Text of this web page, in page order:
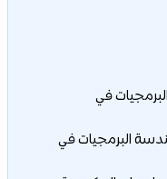
في
البرمجيات في